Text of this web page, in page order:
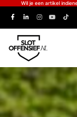
Wil je een artikel